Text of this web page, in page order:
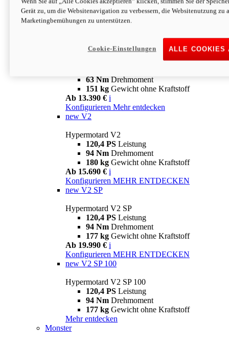
63 NmDrehmoment
151 kgGewicht ohne Kraftstoff
Ab 13.890 € i
63 Nm Drehmoment
151 kg Gewicht ohne Kraftstoff
Ab 13.390 € i
Konfigurieren Mehr entdecken
new V2
Hypermotard V2
120,4 PS Leistung
94 Nm Drehmoment
180 kg Gewicht ohne Kraftstoff
Ab 15.690 € i
Konfigurieren MEHR ENTDECKEN
new V2 SP
Hypermotard V2 SP
120,4 PS Leistung
94 Nm Drehmoment
177 kg Gewicht ohne Kraftstoff
Ab 19.990 € i
Konfigurieren MEHR ENTDECKEN
new V2 SP 100
Hypermotard V2 SP 100
120,4 PS Leistung
94 Nm Drehmoment
177 kg Gewicht ohne Kraftstoff
Mehr entdecken
Monster
Gerät zu, um die Websitenavigation zu verbessern, die Websitenutzung zu
Marketingbemühungen zu unterstützen.
ALLE COOKIES
Cookie-Einstellungen